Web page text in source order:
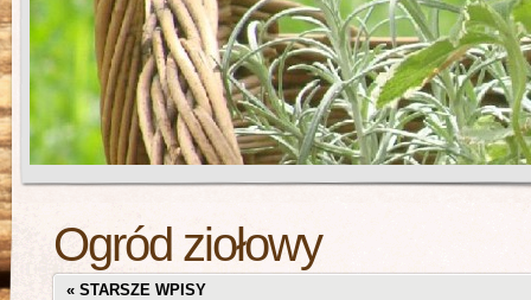
Ogród ziołowy
« STARSZE WPISY